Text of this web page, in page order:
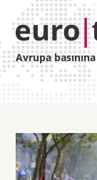
Avrupa